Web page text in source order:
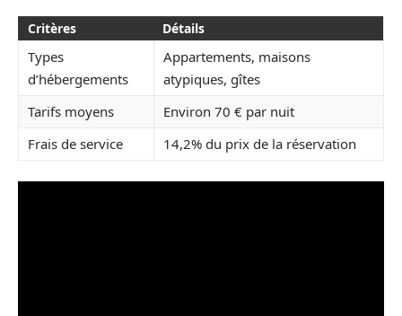
Critères Détails
Types
d’hébergements
Appartements, maisons
atypiques, gîtes
Tarifs moyens
Environ 70 € par nuit
Frais de service
14,2% du prix de la réservation